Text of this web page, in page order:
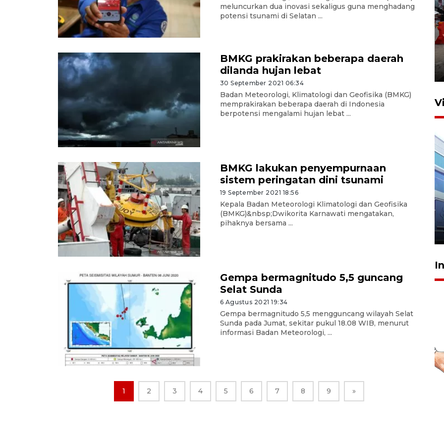
meluncurkan dua inovasi sekaligus guna menghadang
potensi tsunami di Selatan ...
BMKG prakirakan beberapa daerah
dilanda hujan lebat
30 September 2021 06:34
Badan Meteorologi, Klimatologi dan Geofisika (BMKG)
memprakirakan beberapa daerah di Indonesia
berpotensi mengalami hujan lebat ...
BMKG lakukan penyempurnaan
sistem peringatan dini tsunami
19 September 2021 18:56
Kepala Badan Meteorologi Klimatologi dan Geofisika
(BMKG)&nbsp;Dwikorita Karnawati mengatakan,
pihaknya bersama ...
Gempa bermagnitudo 5,5 guncang
Selat Sunda
6 Agustus 2021 19:34
Gempa bermagnitudo 5,5 mengguncang wilayah Selat
Sunda pada Jumat, sekitar pukul 18.08 WIB, menurut
informasi Badan Meteorologi, ...
1 2 3 4 5 6 7 8 9 »
Sumut
27 April 2026 15:34
IDAI perkuat kompetensi
dokter tangani penyakit
jantung anak